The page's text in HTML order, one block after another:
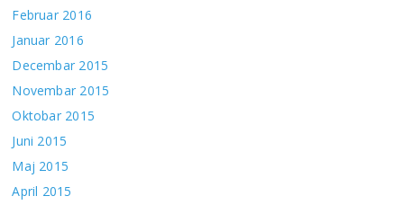
Februar 2016
Januar 2016
Decembar 2015
Novembar 2015
Oktobar 2015
Juni 2015
Maj 2015
April 2015